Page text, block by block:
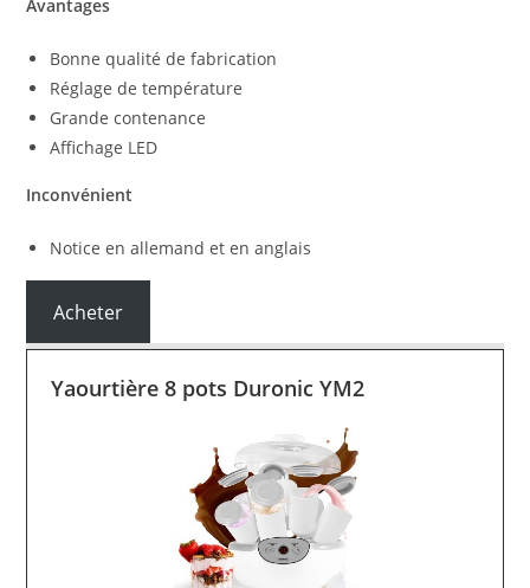
Avantages
Bonne qualité de fabrication
Réglage de température
Grande contenance
Affichage LED
Inconvénient
Notice en allemand et en anglais
Acheter
Yaourtière 8 pots Duronic YM2